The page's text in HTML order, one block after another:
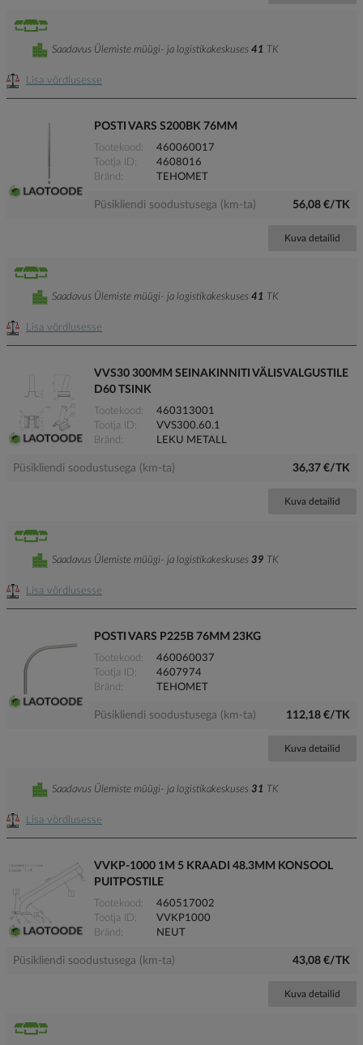
Lisa võrdlusesse
Saadavus Ülemiste müügi- ja logistikakeskuses 41 TK
POSTI VARS S200BK 76MM
Tootekood
460060017
Tootja ID
4608016
Bränd
TEHOMET
Püsikliendi soodustusega (km-ta) 56,08 €/TK
Kuva detailid
Lisa võrdlusesse
Saadavus Ülemiste müügi- ja logistikakeskuses 41 TK
VVS30 300MM SEINAKINNITI VÄLISVALGUSTILE
D60 TSINK
Tootekood
460313001
Tootja ID
VVS300.60.1
Bränd
LEKU METALL
Püsikliendi soodustusega (km-ta) 36,37 €/TK
Kuva detailid
Lisa võrdlusesse
Saadavus Ülemiste müügi- ja logistikakeskuses 39 TK
POSTI VARS P225B 76MM 23KG
Tootekood
460060037
Tootja ID
4607974
Bränd
TEHOMET
Püsikliendi soodustusega (km-ta) 112,18 €/TK
Kuva detailid
Lisa võrdlusesse
Saadavus Ülemiste müügi- ja logistikakeskuses 31 TK
VVKP-1000 1M 5 KRAADI 48.3MM KONSOOL
PUITPOSTILE
Tootekood
460517002
Tootja ID
VVKP1000
Bränd
NEUT
Püsikliendi soodustusega (km-ta) 43,08 €/TK
Kuva detailid